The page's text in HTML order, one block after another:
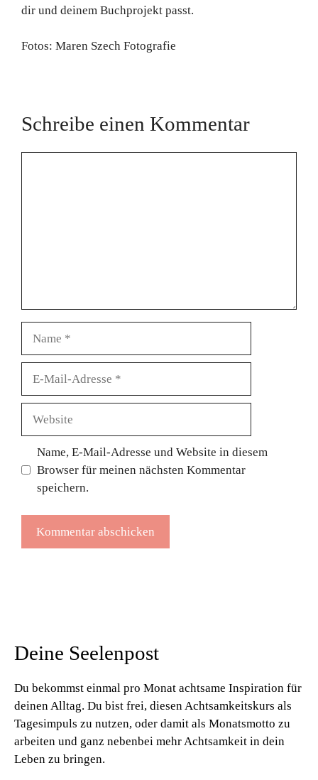
dir und deinem Buchprojekt passt.
Fotos: Maren Szech Fotografie
Schreibe einen Kommentar
Adresse
Name, E-Mail-Adresse und Website in diesem
Browser für meinen nächsten Kommentar
speichern.
Deine Seelenpost
Du bekommst einmal pro Monat achtsame Inspiration für
deinen Alltag. Du bist frei, diesen Achtsamkeitskurs als
Tagesimpuls zu nutzen, oder damit als Monatsmotto zu
arbeiten und ganz nebenbei mehr Achtsamkeit in dein
Leben zu bringen.